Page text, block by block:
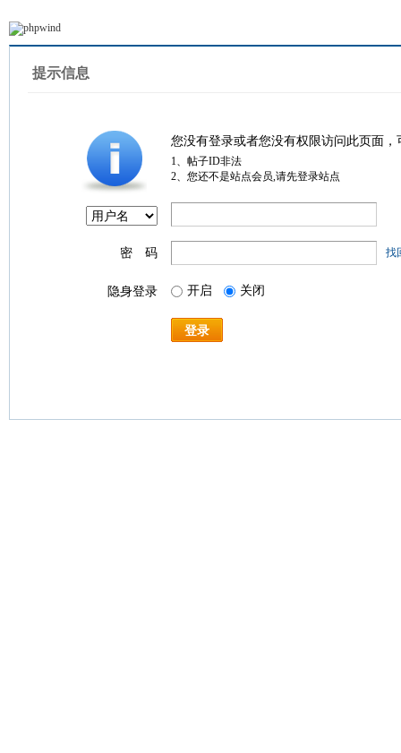
提示信息
您没有登录或者您没有权限访问此页面
1、帖子ID非法
2、您还不是站点会员,请先登录站点
密 码 找
隐身登录 开启 关闭
登录